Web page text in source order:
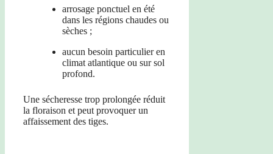
arrosage ponctuel en été
dans les régions chaudes ou
sèches ;
aucun besoin particulier en
climat atlantique ou sur sol
profond.
Une sécheresse trop prolongée réduit
la floraison et peut provoquer un
affaissement des tiges.